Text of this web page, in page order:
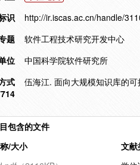
识
http://ir.iscas.ac.cn/handle/
题
软件工程技术研究开发中心
位
中国科学院软件研究所
式
伍海江. 面向大规模知识库的
包含的文件
/大小
文献